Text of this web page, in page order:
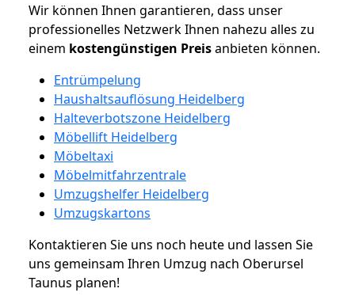
Wir können Ihnen garantieren, dass unser
professionelles Netzwerk Ihnen nahezu alles zu
einem kostengünstigen Preisanbieten können.
Entrümpelung
Haushaltsauflösung Heidelberg
Halteverbotszone Heidelberg
Möbellift Heidelberg
Möbeltaxi
Möbelmitfahrzentrale
Umzugshelfer Heidelberg
Umzugskartons
Kontaktieren Sie uns noch heute und lassen Sie
uns gemeinsam Ihren Umzug nach Oberursel
Taunus planen!